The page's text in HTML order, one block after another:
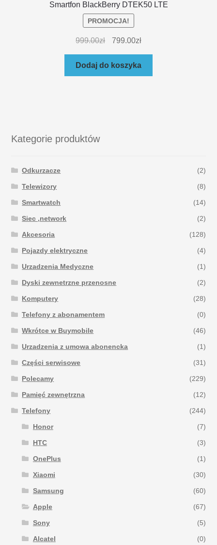
Smartfon BlackBerry DTEK50 LTE
PROMOCJA!
999.00zł 799.00zł
Dodaj do koszyka
Kategorie produktów
Odkurzacze (2)
Telewizory (8)
Smartwatch (14)
Siec ,network (2)
Akcesoria (128)
Pojazdy elektryczne (4)
Urzadzenia Medyczne (1)
Dyski zewnetrzne przenosne (2)
Komputery (28)
Telefony z abonamentem (0)
Wkrótce w Buymobile (46)
Urzadzenia z umowa abonencka (1)
Części serwisowe (31)
Polecamy (229)
Pamięć zewnętrzna (12)
Telefony (244)
Honor (7)
HTC (3)
OnePlus (1)
Xiaomi (30)
Samsung (60)
Apple (67)
Sony (5)
Alcatel (0)